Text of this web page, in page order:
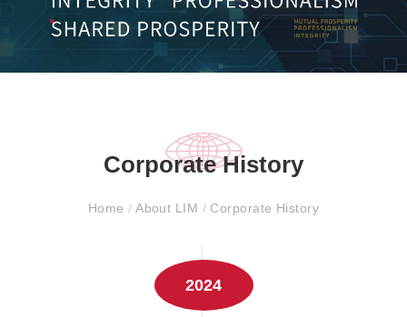
Corporate History
Home/ About LIM / Corporate History
2024